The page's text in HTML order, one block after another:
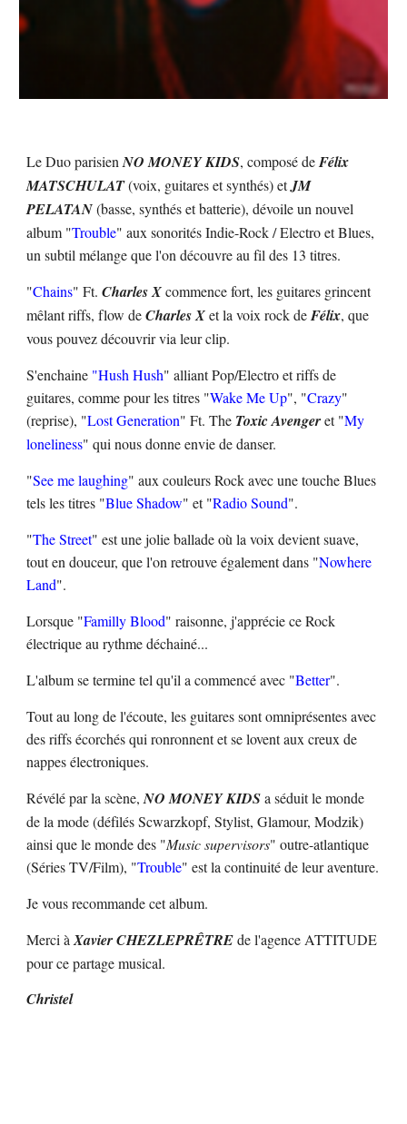
Le Duo parisienNO MONEY KIDS, composé deFélix
MATSCHULAT(voix, guitares et synthés) etJM
PELATAN(basse, synthés et batterie), dévoile un nouvel
album "Trouble" aux sonorités Indie-Rock / Electro et Blues,
un subtil mélange que l'on découvre au fil des 13 titres.
"Chains" Ft. Charles Xcommence fort, les guitares grincent
mêlant riffs, flow deCharles Xet la voix rock de Félix, que
vous pouvez découvrir via leur clip.
S'enchaine "Hush Hush" alliant Pop/Electro et riffs de
guitares, comme pour les titres "Wake Me Up", "Crazy"
(reprise), "Lost Generation" Ft. The Toxic Avengeret "My
loneliness" qui nous donne envie de danser.
"See me laughing" aux couleurs Rock avec une touche Blues
tels les titres "Blue Shadow" et "Radio Sound".
"The Street" est une jolie ballade où la voix devient suave,
tout en douceur, que l'on retrouve également dans "Nowhere
Land".
Lorsque "Familly Blood" raisonne, j'apprécie ce Rock
électrique au rythme déchainé...
L'album se termine tel qu'il a commencé avec "Better".
Tout au long de l'écoute, les guitares sont omniprésentes avec
des riffs écorchés qui ronronnent et se lovent aux creux de
nappes électroniques.
Révélé par la scène,NO MONEY KIDSa séduit le monde
de la mode (défilés Scwarzkopf, Stylist, Glamour, Modzik)
ainsi que le monde des "Music supervisors" outre-atlantique
(Séries TV/Film), "Trouble" est la continuité de leur aventure.
Je vous recommande cet album.
Merci à Xavier CHEZLEPRÊTREde l'agence ATTITUDE
pour ce partage musical.
Christel